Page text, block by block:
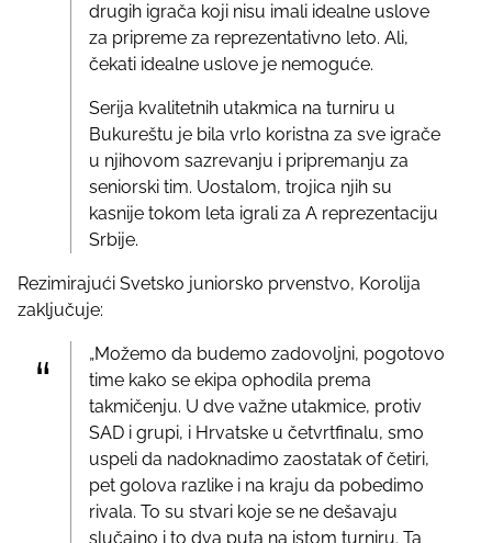
drugih igrača koji nisu imali idealne uslove
za pripreme za reprezentativno leto. Ali,
čekati idealne uslove je nemoguće.
Serija kvalitetnih utakmica na turniru u
Bukureštu je bila vrlo koristna za sve igrače
u njihovom sazrevanju i pripremanju za
seniorski tim. Uostalom, trojica njih su
kasnije tokom leta igrali za A reprezentaciju
Srbije.
Rezimirajući Svetsko juniorsko prvenstvo, Korolija
zaključuje:
„Možemo da budemo zadovoljni, pogotovo
time kako se ekipa ophodila prema
takmičenju. U dve važne utakmice, protiv
SAD i grupi, i Hrvatske u četvrtfinalu, smo
uspeli da nadoknadimo zaostatak of četiri,
pet golova razlike i na kraju da pobedimo
rivala. To su stvari koje se ne dešavaju
slučajno i to dva puta na istom turniru. Ta